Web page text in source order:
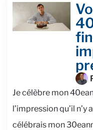
Je célèbre mon
l’impression qu’il
célébrais mon